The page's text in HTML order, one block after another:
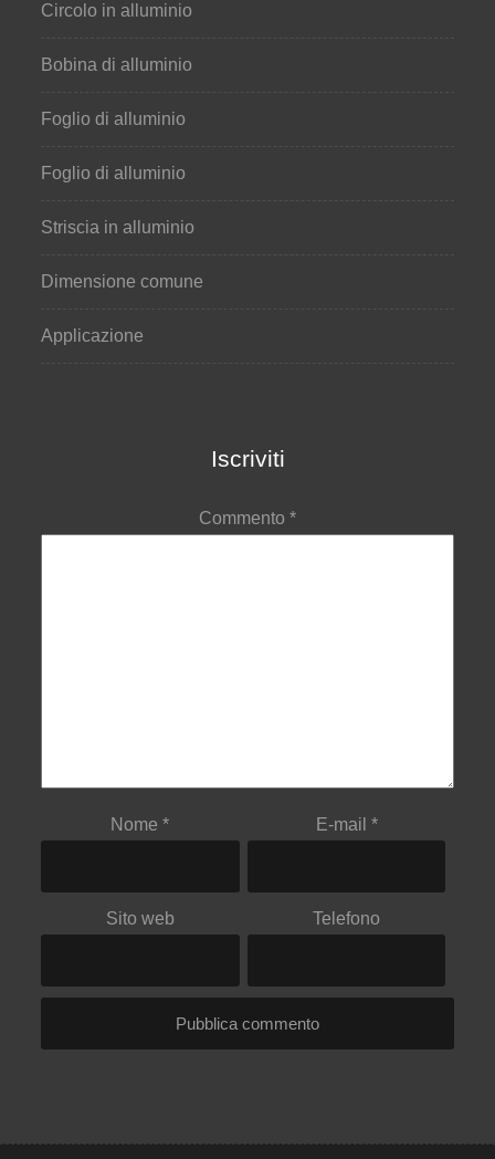
Circolo in alluminio
Bobina di alluminio
Foglio di alluminio
Foglio di alluminio
Striscia in alluminio
Dimensione comune
Applicazione
Iscriviti
Commento *
Nome* E-mail *
Sito web Telefono